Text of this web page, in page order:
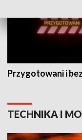
Przygotowani i
TECHNIKA I